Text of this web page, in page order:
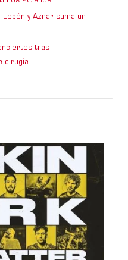
y Aznar suma un
tras
cirugía